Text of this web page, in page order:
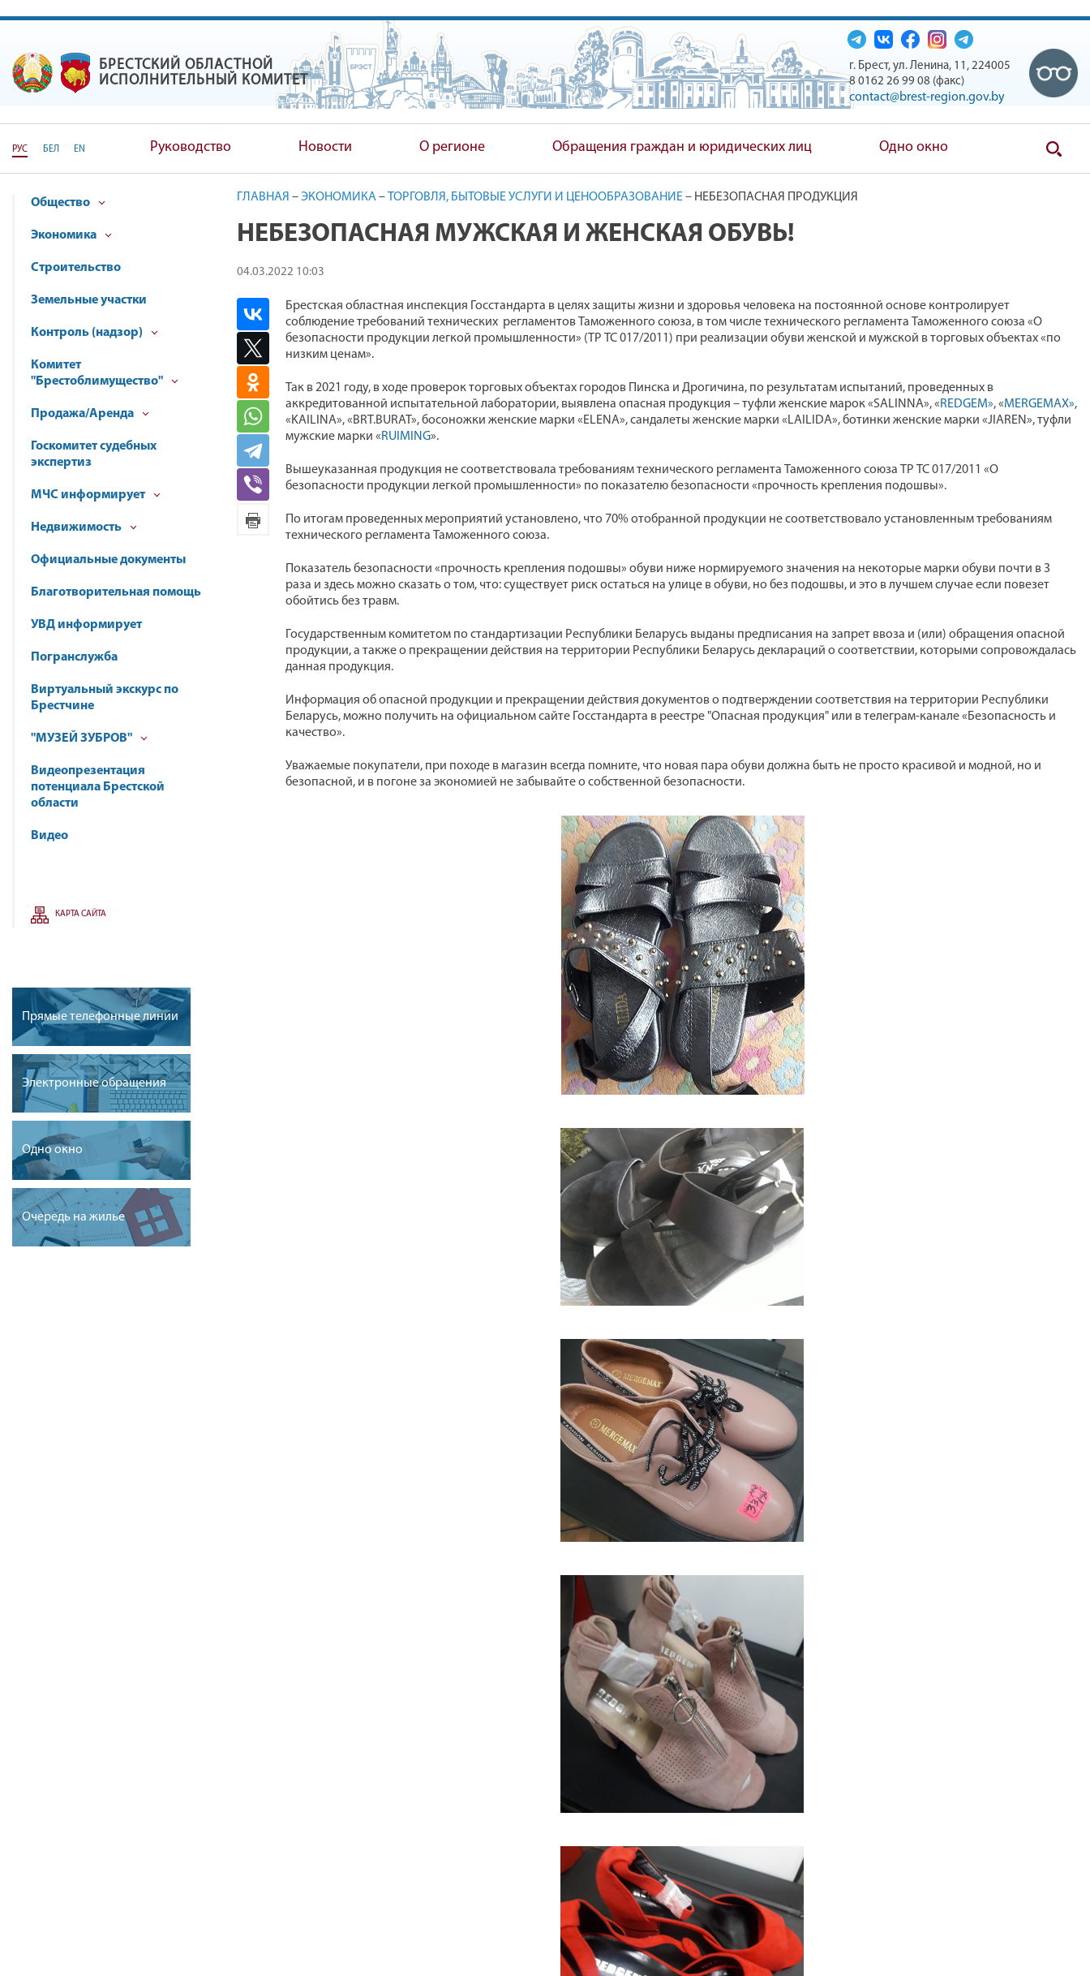
БРЕСТСКИЙ ОБЛАСТНОЙ ИСПОЛНИТЕЛЬНЫЙ КОМИТЕТ
БРЕСТСКИЙ ОБЛАСТНОЙ
ИСПОЛНИТЕЛЬНЫЙ КОМИТЕТ
г. Брест, ул. Ленина, 11, 224005
8 0162 26 99 08 (факс)
contact@brest-region.gov.by
РУС БЕЛ EN Руководство Новости О регионе Обращения граждан и юридических лиц Одно окно
Общество
Экономика
Строительство
Земельные участки
Контроль (надзор)
Комитет
"Брестоблимущество"
Продажа/Аренда
Госкомитет судебных
экспертиз
МЧС информирует
Недвижимость
Официальные документы
Благотворительная помощь
УВД информирует
Погранслужба
Виртуальный экскурс по
Брестчине
"МУЗЕЙ ЗУБРОВ"
Видеопрезентация
потенциала Брестской
области
Видео
КАРТА САЙТА
Прямые телефонные линии
Электронные обращения
Одно окно
Очередь на жилье
ГЛАВНАЯ –ЭКОНОМИКА–ТОРГОВЛЯ, БЫТОВЫЕ УСЛУГИ И ЦЕНООБРАЗОВАНИЕ– НЕБЕЗОПАСНАЯ ПРОДУКЦИЯ
НЕБЕЗОПАСНАЯ МУЖСКАЯ И ЖЕНСКАЯ ОБУВЬ!
04.03.2022 10:03
Брестская областная инспекция Госстандарта в целях защиты жизни и здоровья человека на постоянной основе контролирует
соблюдение требований технических регламентов Таможенного союза, в том числе технического регламента Таможенного союза «О
безопасности продукции легкой промышленности» (ТР ТС 017/2011) при реализации обуви женской и мужской в торговых объектах «по
низким ценам».
Так в 2021 году, в ходе проверок торговых объектах городов Пинска и Дрогичина, по результатам испытаний, проведенных в
аккредитованной испытательной лаборатории, выявлена опасная продукция – туфли женские марок «SALINNA», «REDGEM», «MERGEMAX»,
«KAILINA», «BRT.BURAT», босоножки женские марки «ELENA», сандалеты женские марки «LAILIDA», ботинки женские марки «JIAREN», туфли
мужские марки «RUIMING».
Вышеуказанная продукция не соответствовала требованиям технического регламента Таможенного союза ТР ТС 017/2011 «О
безопасности продукции легкой промышленности» по показателю безопасности «прочность крепления подошвы».
По итогам проведенных мероприятий установлено, что 70% отобранной продукции не соответствовало установленным требованиям
технического регламента Таможенного союза.
Показатель безопасности «прочность крепления подошвы» обуви ниже нормируемого значения на некоторые марки обуви почти в 3
раза и здесь можно сказать о том, что: существует риск остаться на улице в обуви, но без подошвы, и это в лучшем случае если повезет
обойтись без травм.
Государственным комитетом по стандартизации Республики Беларусь выданы предписания на запрет ввоза и (или) обращения опасной
продукции, а также о прекращении действия на территории Республики Беларусь деклараций о соответствии, которыми сопровождалась
данная продукция.
Информация об опасной продукции и прекращении действия документов о подтверждении соответствия на территории Республики
Беларусь, можно получить на официальном сайте Госстандарта в реестре "Опасная продукция" или в телеграм-канале «Безопасность и
качество».
Уважаемые покупатели, при походе в магазин всегда помните, что новая пара обуви должна быть не просто красивой и модной, но и
безопасной, и в погоне за экономией не забывайте о собственной безопасности.